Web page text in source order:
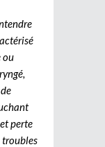
ou
perte
troubles